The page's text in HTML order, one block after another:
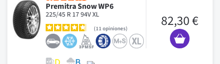
Premitra Snow WP6
225/45 R 17 94V XL
11 opiniones 82,30 €